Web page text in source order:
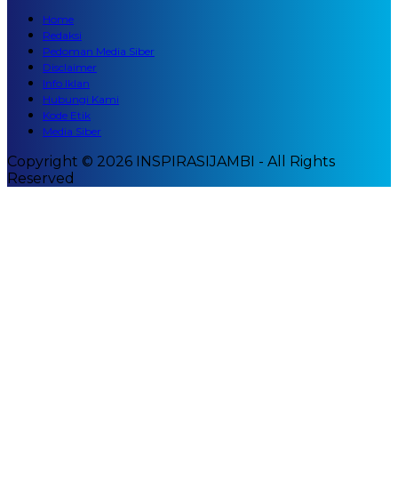
Home
Redaksi
Pedoman Media Siber
Disclaimer
Info Iklan
Hubungi Kami
Kode Etik
Media Siber
Copyright © 2026 INSPIRASIJAMBI - All Rights
Reserved